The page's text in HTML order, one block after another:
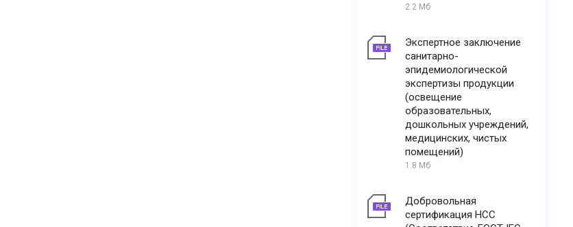
2.2 Мб
Экспертное заключение
санитарно-
эпидемиологической
экспертизы продукции
(освещение
образовательных,
дошкольных учреждений,
медицинских, чистых
помещений)
1.8 Мб
Добровольная
сертификация НСС